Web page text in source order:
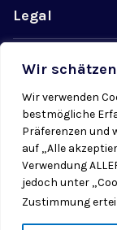
Wir
Wir verwenden
bestmögliche
Präferenzen und
auf „Alle
Verwendung
jedoch unter
Zustimmung
Legal
Datenschutz
© 2026 Radial.